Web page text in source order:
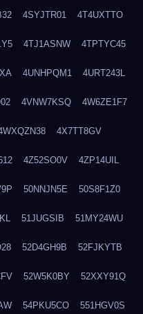
4SYJTR01 4T4UXTTO
4TJ1ASNW 4TPTYC45
4UNHPQM1 4URT243L
4VNW7KSQ 4W6ZE1F7
4X7TT8GV
4Z52SO0V 4ZP14UIL
50NNJN5E 50S8F1Z0
51JUGSIB 51MY24WU
52D4GH9B 52FJKYTB
52W5K0BY 52XXY91Q
54PKU5CO 551HGV0S